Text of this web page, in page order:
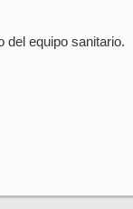
del equipo sanitario.